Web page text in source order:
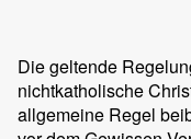
Die geltende
nichtkatholische
allgemeine Regel